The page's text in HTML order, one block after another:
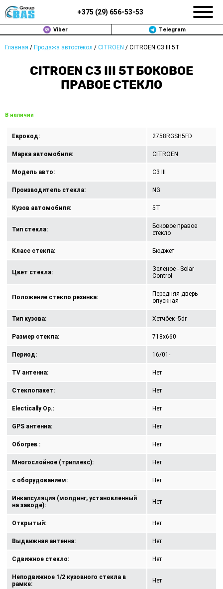
+375 (29) 656-53-53
Viber Telegram
Главная / Продажа автостёкол / CITROEN / CITROEN C3 III 5T
CITROEN C3 III 5T БОКОВОЕ
ПРАВОЕ СТЕКЛО
В наличии
Еврокод: 2758RGSH5FD
Марка автомобиля: CITROEN
Модель авто: C3 III
Производитель стекла: NG
Кузов автомобиля: 5T
Тип стекла:
Боковое правое
стекло
Класс стекла: Бюджет
Цвет стекла:
Зеленое - Solar
Control
Положение стекло резинка:
Передняя дверь
опускная
Тип кузова: Хетчбек -5dr
Размер стекла: 718x660
Период: 16/01-
TV антенна: Нет
Стеклопакет: Нет
Electically Op.: Нет
GPS антенна: Нет
Обогрев : Нет
Многослойное (триплекс): Нет
с оборудованием: Нет
Инкапсуляция (молдинг, установленный
на заводе):
Нет
Открытый: Нет
Выдвижная антенна: Нет
Сдвижное стекло: Нет
Неподвижное 1/2 кузовного стекла в
рамке:
Нет
ЗАМЕНА АВТОСТЕКОЛ В МИНСКЕ
ПРОДАЖА АВТОСТЁКОЛ
КОНТАКТЫ
ПОЛИТИКА КОНФИДЕНЦИАЛЬНОСТИ